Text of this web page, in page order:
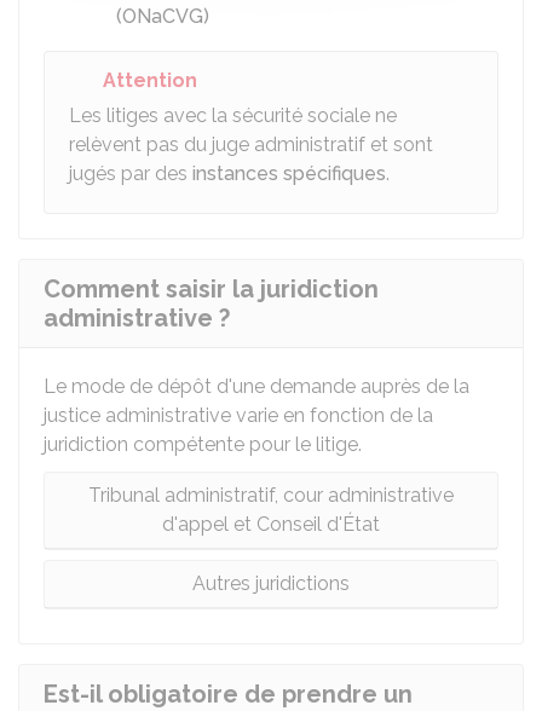
(ONaCVG)
Attention
Les litiges avec la sécurité sociale ne
relèvent pas du juge administratif et sont
jugés par des instances spécifiques.
Comment saisir la juridiction
administrative ?
Le mode de dépôt d'une demande auprès de la
justice administrative varie en fonction de la
juridiction compétente pour le litige.
Tribunal administratif, cour administrative
d'appel et Conseil d'État
Autres juridictions
Est-il obligatoire de prendre un